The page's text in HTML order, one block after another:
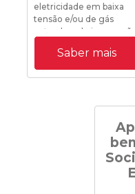
eletricidade em baixa
tensão e/ou de gás
natural em baixa pressão
Saber mais